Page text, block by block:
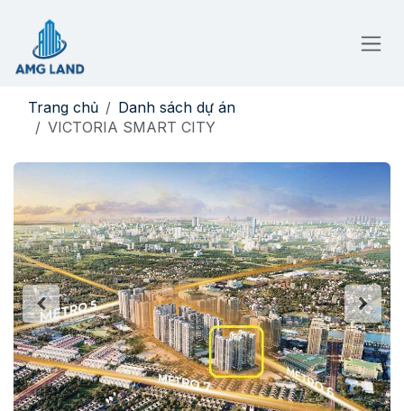
Trang chủ
Danh sách dự án
VICTORIA SMART CITY